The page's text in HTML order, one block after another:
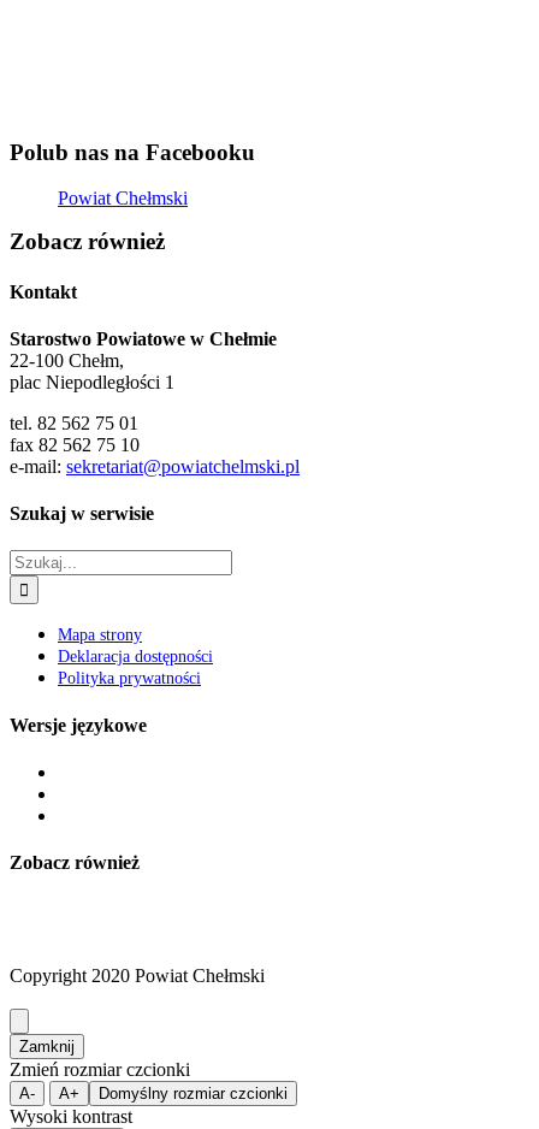
Polub nas na Facebooku
Powiat Chełmski
Zobacz również
Kontakt
Starostwo Powiatowe w Chełmie
22-100 Chełm,
plac Niepodległości 1
tel. 82 562 75 01
fax 82 562 75 10
e-mail: sekretariat@powiatchelmski.pl
Szukaj w serwisie
Szukaj
Mapa strony
Deklaracja dostępności
Polityka prywatności
Wersje językowe
Zobacz również
Copyright 2020 Powiat Chełmski
Zamknij
Zmień rozmiar czcionki
A- A+ Domyślny rozmiar czcionki
Wysoki kontrast